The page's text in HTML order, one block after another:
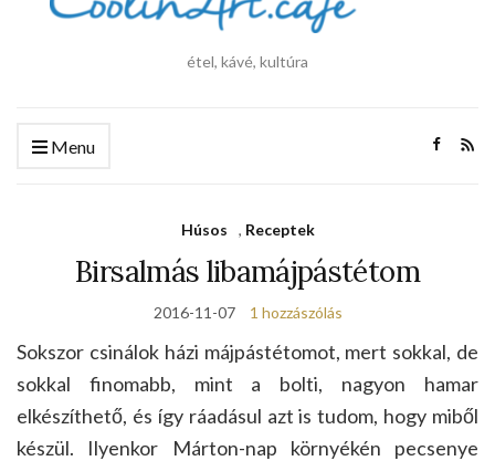
étel, kávé, kultúra
Menu
Húsos , Receptek
Birsalmás libamájpástétom
2016-11-07 1 hozzászólás
Sokszor csinálok házi májpástétomot, mert sokkal, de
sokkal finomabb, mint a bolti, nagyon hamar
elkészíthető, és így ráadásul azt is tudom, hogy miből
készül. Ilyenkor Márton-nap környékén pecsenye